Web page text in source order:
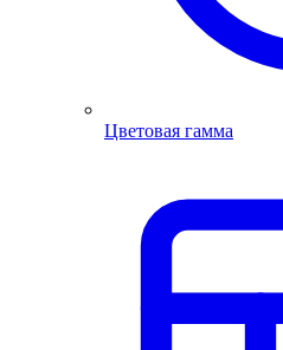
Цветовая гамма